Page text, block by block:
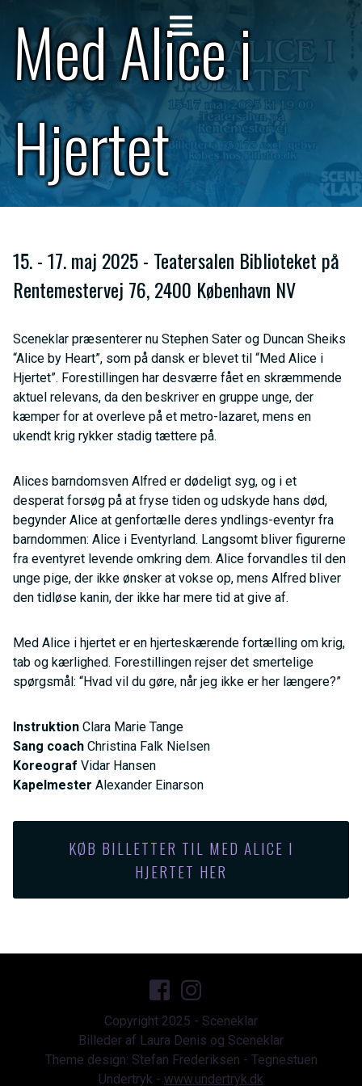
Med Alice i
Hjertet
15. - 17. maj 2025 - Teatersalen Biblioteket på
Rentemestervej 76, 2400 København NV
Sceneklar præsenterer nu Stephen Sater og Duncan Sheiks
“Alice by Heart”, som på dansk er blevet til “Med Alice i
Hjertet”. Forestillingen har desværre fået en skræmmende
aktuel relevans, da den beskriver en gruppe unge, der
kæmper for at overleve på et metro-lazaret, mens en
ukendt krig rykker stadig tættere på.
Alices barndomsven Alfred er dødeligt syg, og i et
desperat forsøg på at fryse tiden og udskyde hans død,
begynder Alice at genfortælle deres yndlings-eventyr fra
barndommen: Alice i Eventyrland. Langsomt bliver figurerne
fra eventyret levende omkring dem. Alice forvandles til den
unge pige, der ikke ønsker at vokse op, mens Alfred bliver
den tidløse kanin, der ikke har mere tid at give af.
Med Alice i hjertet er en hjerteskærende fortælling om krig,
tab og kærlighed. Forestillingen rejser det smertelige
spørgsmål: “Hvad vil du gøre, når jeg ikke er her længere?”
Instruktion Clara Marie Tange
Sang coach Christina Falk Nielsen
Koreograf Vidar Hansen
Kapelmester Alexander Einarson
KØB BILLETTER TIL MED ALICE I
HJERTET HER
Copyright 2025 - Sceneklar
Billeder af Laura Denis og Sceneklar
Theme design: Stefan Frederiksen - Tegnestuen
Undertryk - www.undertryk.dk